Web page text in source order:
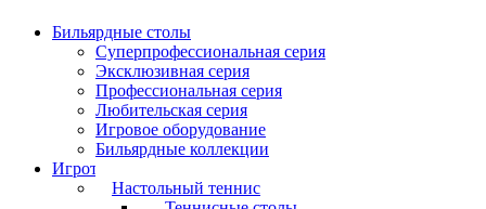
Бильярдные столы
Суперпрофессиональная серия
Эксклюзивная серия
Профессиональная серия
Любительская серия
Игровое оборудование
Бильярдные коллекции
Игротека
Настольный теннис